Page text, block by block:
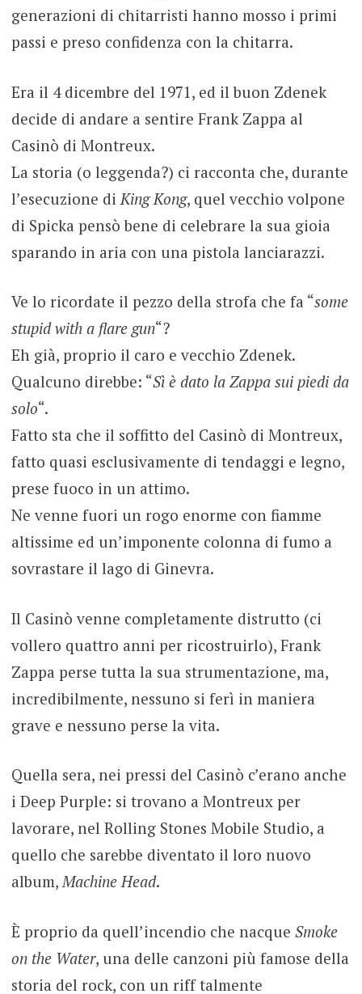
generazioni di chitarristi hanno mosso i primi
passi e preso confidenza con la chitarra.
Era il 4 dicembre del 1971, ed il buon Zdenek
decide di andare a sentire Frank Zappa al
Casinò di Montreux.
La storia (o leggenda?) ci racconta che, durante
l’esecuzione di King Kong, quel vecchio volpone
di Spicka pensò bene di celebrare la sua gioia
sparando in aria con una pistola lanciarazzi.
Ve lo ricordate il pezzo della strofa che fa “some
stupid with a flare gun“?
Eh già, proprio il caro e vecchio Zdenek.
Qualcuno direbbe: “Sì è dato la Zappa sui piedi da
solo“.
Fatto sta che il soffitto del Casinò di Montreux,
fatto quasi esclusivamente di tendaggi e legno,
prese fuoco in un attimo.
Ne venne fuori un rogo enorme con fiamme
altissime ed un’imponente colonna di fumo a
sovrastare il lago di Ginevra.
Il Casinò venne completamente distrutto (ci
vollero quattro anni per ricostruirlo), Frank
Zappa perse tutta la sua strumentazione, ma,
incredibilmente, nessuno si ferì in maniera
grave e nessuno perse la vita.
Quella sera, nei pressi del Casinò c’erano anche
i Deep Purple: si trovano a Montreux per
lavorare, nel Rolling Stones Mobile Studio, a
quello che sarebbe diventato il loro nuovo
album,Machine Head.
È proprio da quell’incendio che nacque Smoke
on the Water, una delle canzoni più famose della
storia del rock, con un riff talmente